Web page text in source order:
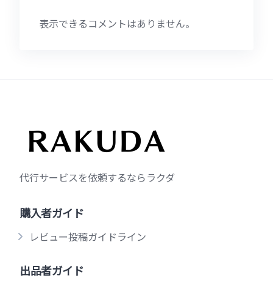
表示できるコメントはありません。
代行サービスを依頼するならラクダ
購入者ガイド
レビュー投稿ガイドライン
出品者ガイド